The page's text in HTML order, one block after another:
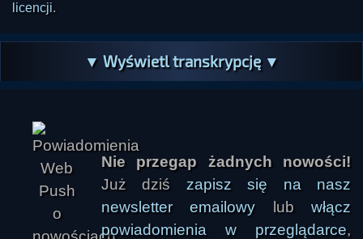
licencji.
▼ Wyświetl transkrypcję ▼
Nie przegap żadnych nowości!
Już dziś zapisz się na nasz
newsletter emailowy lubwłącz
powiadomienia w przeglądarce,